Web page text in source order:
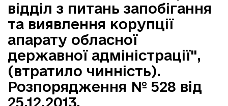
відділ з питань запобігання
та виявлення корупції
апарату обласної
державної адміністрації",
(втратило чинність).
Розпорядження № 528 від
25.12.2013.